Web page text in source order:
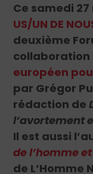
Ce samedi
US/UN DE
deuxième
collaboration
européen
par Grégor
rédaction de
l’avortement
Il est aussi
de l’homme
de L’Homme